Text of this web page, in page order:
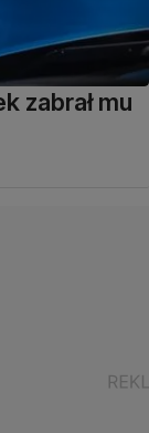
zabrał mu